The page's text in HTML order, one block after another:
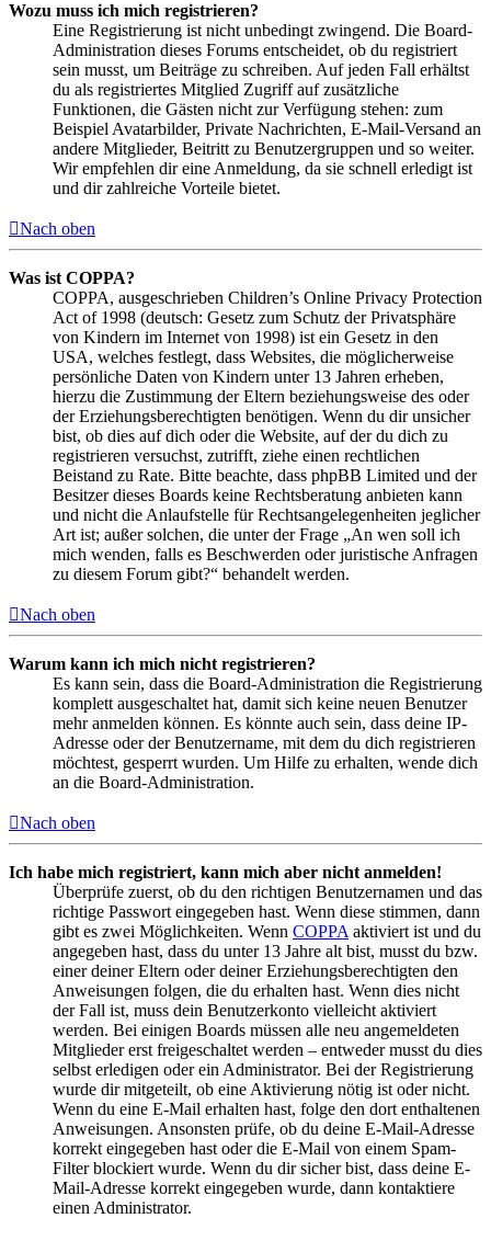
Wozu muss ich mich registrieren?
Eine Registrierung ist nicht unbedingt zwingend. Die Board-
Administration dieses Forums entscheidet, ob du registriert
sein musst, um Beiträge zu schreiben. Auf jeden Fall erhältst
du als registriertes Mitglied Zugriff auf zusätzliche
Funktionen, die Gästen nicht zur Verfügung stehen: zum
Beispiel Avatarbilder, Private Nachrichten, E-Mail-Versand an
andere Mitglieder, Beitritt zu Benutzergruppen und so weiter.
Wir empfehlen dir eine Anmeldung, da sie schnell erledigt ist
und dir zahlreiche Vorteile bietet.
Nach oben
Was ist COPPA?
COPPA, ausgeschrieben Children’s Online Privacy Protection
Act of 1998 (deutsch: Gesetz zum Schutz der Privatsphäre
von Kindern im Internet von 1998) ist ein Gesetz in den
USA, welches festlegt, dass Websites, die möglicherweise
persönliche Daten von Kindern unter 13 Jahren erheben,
hierzu die Zustimmung der Eltern beziehungsweise des oder
der Erziehungsberechtigten benötigen. Wenn du dir unsicher
bist, ob dies auf dich oder die Website, auf der du dich zu
registrieren versuchst, zutrifft, ziehe einen rechtlichen
Beistand zu Rate. Bitte beachte, dass phpBB Limited und der
Besitzer dieses Boards keine Rechtsberatung anbieten kann
und nicht die Anlaufstelle für Rechtsangelegenheiten jeglicher
Art ist; außer solchen, die unter der Frage „An wen soll ich
mich wenden, falls es Beschwerden oder juristische Anfragen
zu diesem Forum gibt?“ behandelt werden.
Nach oben
Warum kann ich mich nicht registrieren?
Es kann sein, dass die Board-Administration die Registrierung
komplett ausgeschaltet hat, damit sich keine neuen Benutzer
mehr anmelden können. Es könnte auch sein, dass deine IP-
Adresse oder der Benutzername, mit dem du dich registrieren
möchtest, gesperrt wurden. Um Hilfe zu erhalten, wende dich
an die Board-Administration.
Nach oben
Ich habe mich registriert, kann mich aber nicht anmelden!
Überprüfe zuerst, ob du den richtigen Benutzernamen und das
richtige Passwort eingegeben hast. Wenn diese stimmen, dann
gibt es zwei Möglichkeiten. Wenn COPPA aktiviert ist und du
angegeben hast, dass du unter 13 Jahre alt bist, musst du bzw.
einer deiner Eltern oder deiner Erziehungsberechtigten den
Anweisungen folgen, die du erhalten hast. Wenn dies nicht
der Fall ist, muss dein Benutzerkonto vielleicht aktiviert
werden. Bei einigen Boards müssen alle neu angemeldeten
Mitglieder erst freigeschaltet werden – entweder musst du dies
selbst erledigen oder ein Administrator. Bei der Registrierung
wurde dir mitgeteilt, ob eine Aktivierung nötig ist oder nicht.
Wenn du eine E-Mail erhalten hast, folge den dort enthaltenen
Anweisungen. Ansonsten prüfe, ob du deine E-Mail-Adresse
korrekt eingegeben hast oder die E-Mail von einem Spam-
Filter blockiert wurde. Wenn du dir sicher bist, dass deine E-
Mail-Adresse korrekt eingegeben wurde, dann kontaktiere
einen Administrator.